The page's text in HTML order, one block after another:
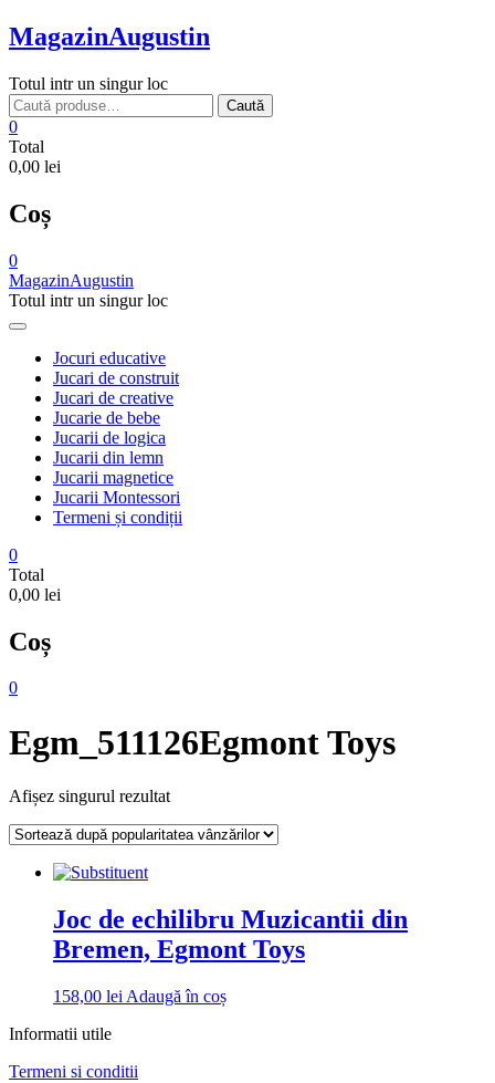
Skip
to
MagazinAugustin
Totul intr un singur loc
Caută
după:
Caută
0
Total
0,00 lei
Coș
0
MagazinAugustin
Totul intr un singur loc
Jocuri educative
Jucari de construit
Jucari de creative
Jucarie de bebe
Jucarii de logica
Jucarii din lemn
Jucarii magnetice
Jucarii Montessori
Termeni și condiții
0
Total
0,00 lei
Coș
0
Egm_511126Egmont Toys
Afișez singurul rezultat
Joc de echilibru Muzicantii din
Bremen, Egmont Toys
158,00 lei Adaugă în coș
Informatii utile
Termeni si conditii